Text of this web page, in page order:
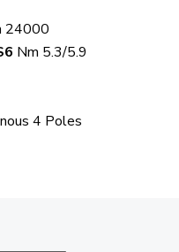
24000
Nm 5.3/5.9
4 Poles